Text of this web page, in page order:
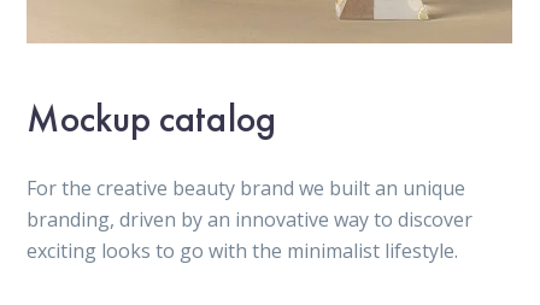
Mockup catalog
For the creative beauty brand we built an unique
branding, driven by an innovative way to discover
exciting looks to go with the minimalist lifestyle.